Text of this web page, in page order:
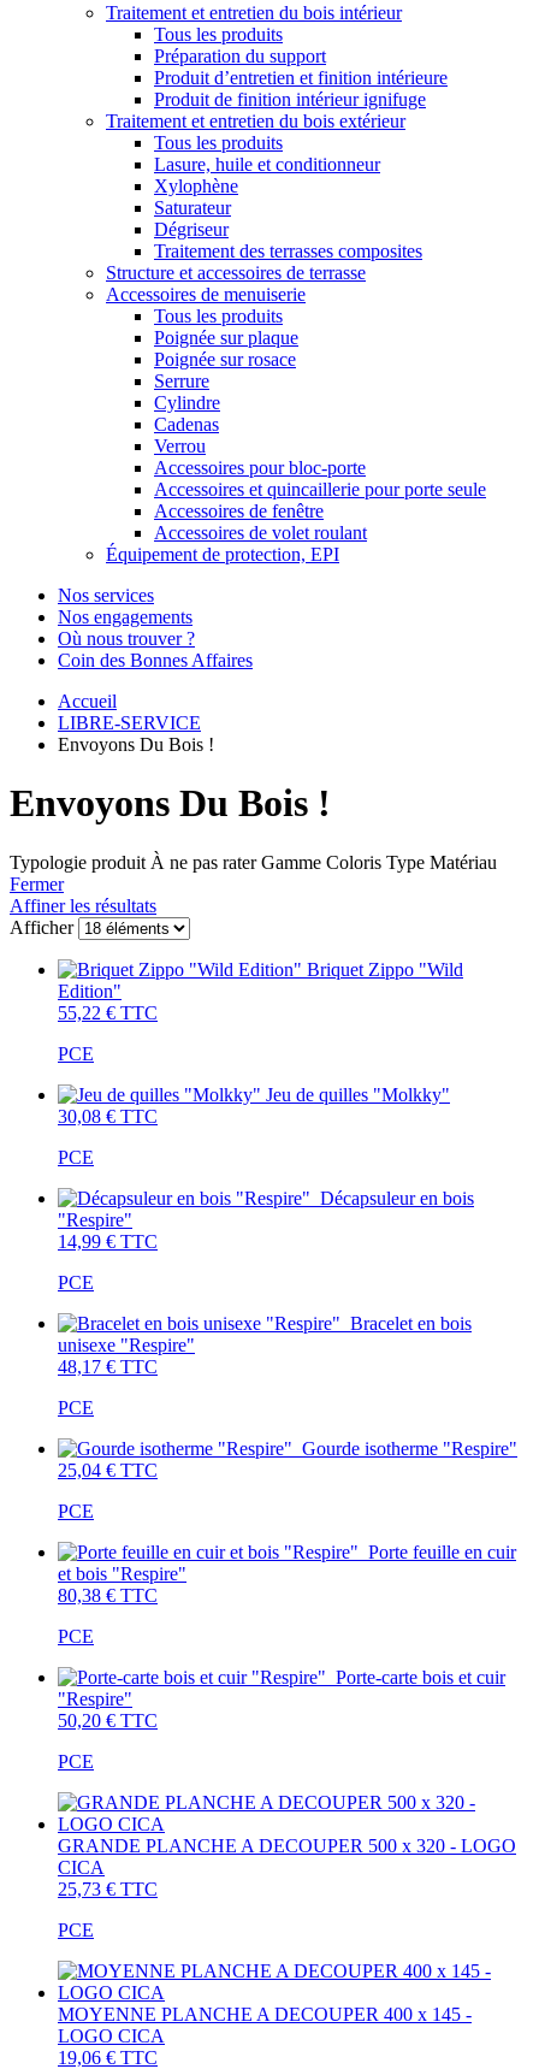
Traitement et entretien du bois intérieur
Tous les produits
Préparation du support
Produit d’entretien et finition intérieure
Produit de finition intérieur ignifuge
Traitement et entretien du bois extérieur
Tous les produits
Lasure, huile et conditionneur
Xylophène
Saturateur
Dégriseur
Traitement des terrasses composites
Structure et accessoires de terrasse
Accessoires de menuiserie
Tous les produits
Poignée sur plaque
Poignée sur rosace
Serrure
Cylindre
Cadenas
Verrou
Accessoires pour bloc-porte
Accessoires et quincaillerie pour porte seule
Accessoires de fenêtre
Accessoires de volet roulant
Équipement de protection, EPI
Nos services
Nos engagements
Où nous trouver ?
Coin des Bonnes Affaires
Accueil
LIBRE-SERVICE
Envoyons Du Bois !
Envoyons Du Bois !
Typologie produit À ne pas rater Gamme Coloris Type Matériau
Fermer
Affiner les résultats
Afficher
Briquet Zippo "Wild
Edition"
55,22 € TTC
PCE
Jeu de quilles "Molkky"
30,08 € TTC
PCE
Décapsuleur en bois
"Respire"
14,99 € TTC
PCE
Bracelet en bois
unisexe "Respire"
48,17 € TTC
PCE
Gourde isotherme "Respire"
25,04 € TTC
PCE
Porte feuille en cuir
et bois "Respire"
80,38 € TTC
PCE
Porte-carte bois et cuir
"Respire"
50,20 € TTC
PCE
GRANDE PLANCHE A DECOUPER 500 x 320 - LOGO
CICA
25,73 € TTC
PCE
MOYENNE PLANCHE A DECOUPER 400 x 145 -
LOGO CICA
19,06 € TTC